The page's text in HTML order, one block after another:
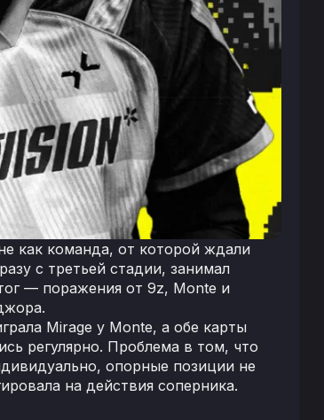
как команда, от которой ждали
с третьей стадии, занимал
— поражения от 9z, Monte и
Mirage у Monte, а обе карты
регулярно. Проблема в том, что
опорные позиции не
на действия соперника.